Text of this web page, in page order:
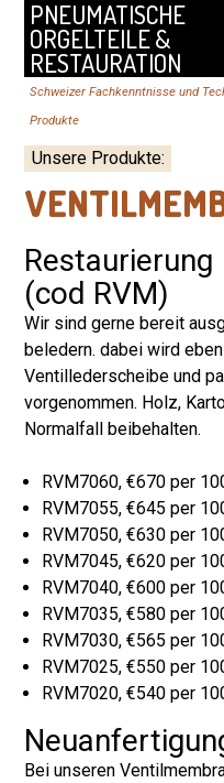
PNEUMATISCHE
ORGELTEILE &
RESTAURATION
Schweizer Fachkenntnisse und
Produkte
Unsere Produkte:
Restaurierung
(cod RVM)
Wir sind gerne bereit
beledern. dabei wird
Ventillederscheibe und
vorgenommen. Holz,
Normalfall beibehalten.
RVM7060, €670 per
RVM7055, €645 per
RVM7050, €630 per
RVM7045, €620 per
RVM7040, €600 per
RVM7035, €580 per
RVM7030, €565 per
RVM7025, €550 per
RVM7020, €540 per
Bei unseren